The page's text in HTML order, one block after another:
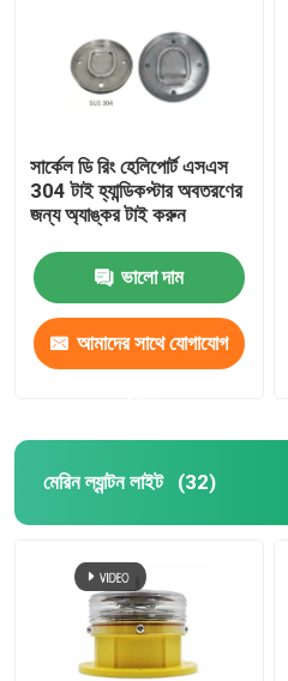
সার্কেল ডি রিং হেলিপোর্ট এসএস
304 টাই হ্যান্ডিকপ্টার অবতরণের
জন্য অ্যাঙ্কর টাই করুন
ভালো দাম
আমাদের সাথে যোগাযোগ
মেরিন ল্যান্টন লাইট (32)